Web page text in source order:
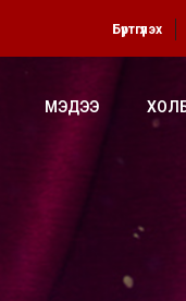
Бүртгүүлэх
МЭДЭЭ